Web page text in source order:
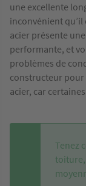
une excellente
inconvénient
acier présente
performante, et
problèmes de
constructeur
acier, car
Tenez